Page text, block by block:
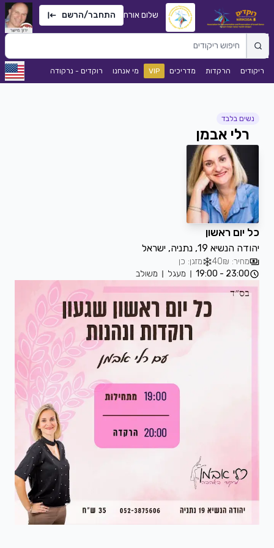
שלום אורח התחבר/הרשם
ריקודים הרקדות מדריכים VIP מי אנחנו רוקדים - נרקודה
נשים בלבד
רלי אבמן
כל יום ראשון
יהודה הנשיא 19, נתניה, ישראל
מחיר: 40₪
מזגן: כן
23:00 - 19:00
מעגל משולב